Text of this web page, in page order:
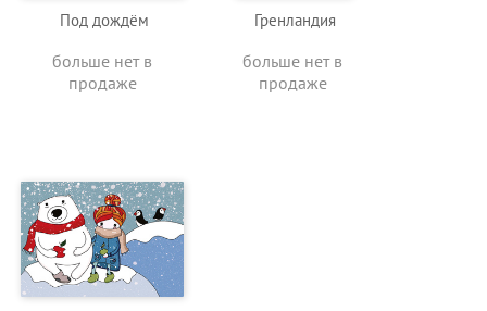
Под дождём
больше нет в
продаже
Гренландия
больше нет в
продаже